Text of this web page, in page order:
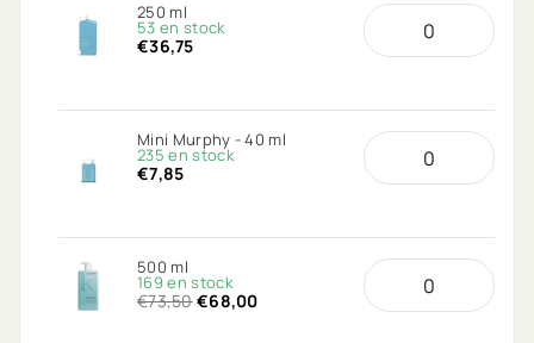
250 ml
53 en stock
€36,75
Mini Murphy - 40 ml
235 en stock
€7,85
500 ml
169 en stock
€73,50€68,00